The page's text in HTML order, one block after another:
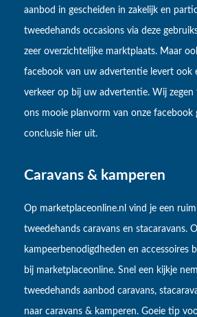
aanbod in gescheiden in zakelijk en
tweedehands occasions via deze
zeer overzichtelijke marktplaats. Maar
facebook van uw advertentie levert ook
verkeer op bij uw advertentie. Wij
ons mooie planvorm van onze facebook
conclusie hier uit.
Caravans & kamperen
Op marketplaceonline.nl vind je een
tweedehands caravans en stacaravans.
kampeerbenodigdheden en accessoires
bij marketplaceonline. Snel een kijkje
tweedehands aanbod caravans,
naar caravans & kamperen. Goeie tip